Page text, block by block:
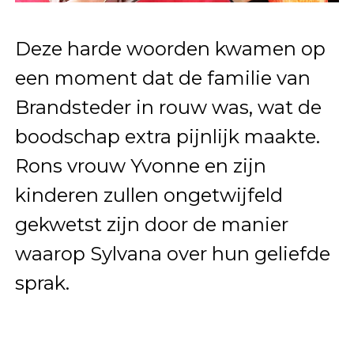
Deze harde woorden kwamen op
een moment dat de familie van
Brandsteder in rouw was, wat de
boodschap extra pijnlijk maakte.
Rons vrouw Yvonne en zijn
kinderen zullen ongetwijfeld
gekwetst zijn door de manier
waarop Sylvana over hun geliefde
sprak.